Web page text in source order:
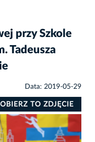
przy Szkole
Tadeusza
Data: 2019-05-29
TO ZDJĘCIE